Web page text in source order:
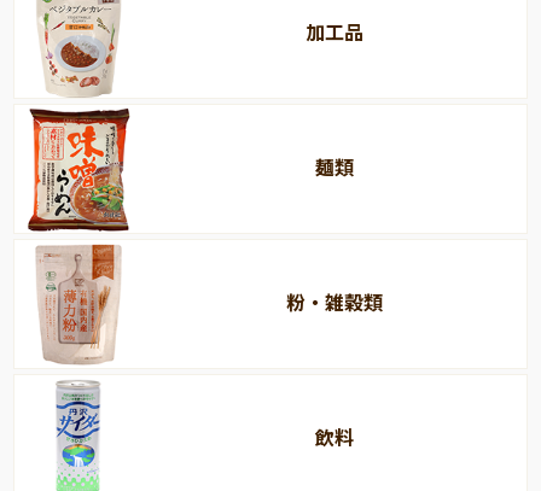
加工品
麺類
粉・雑穀類
飲料